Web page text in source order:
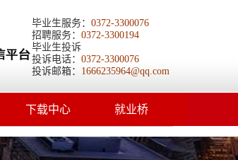
毕业生服务： 0372-3300076
招聘服务： 0372-3300194
毕业生投诉
投诉电话： 0372-3300076
投诉邮箱： 1666235964@qq.com
下载中心 就业桥